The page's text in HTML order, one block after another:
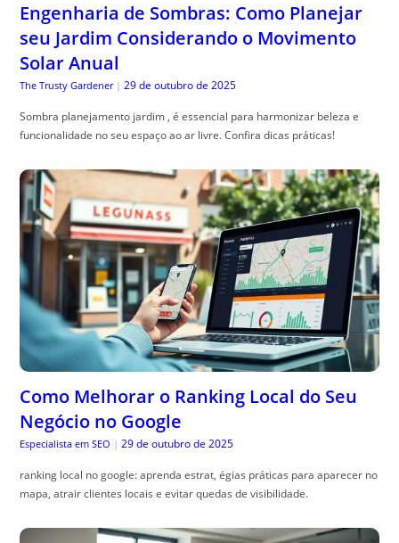
Engenharia de Sombras: Como Planejar
seu Jardim Considerando o Movimento
Solar Anual
The Trusty Gardener | 29 de outubro de 2025
Sombra planejamento jardim , é essencial para harmonizar beleza e
funcionalidade no seu espaço ao ar livre. Confira dicas práticas!
Como Melhorar o Ranking Local do Seu
Negócio no Google
Especialista em SEO | 29 de outubro de 2025
ranking local no google: aprenda estrat, égias práticas para aparecer no
mapa, atrair clientes locais e evitar quedas de visibilidade.